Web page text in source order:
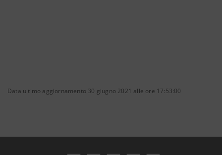
Data ultimo aggiornamento 30 giugno 2021 alle ore 17:53:00